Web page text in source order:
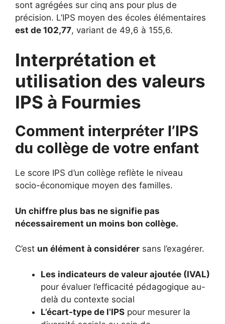
sont agrégées sur cinq ans pour plus de
précision. L’IPS moyen des écoles élémentaires
est de 102,77, variant de 49,6 à 155,6.
Interprétation et
utilisation des valeurs
IPS à Fourmies
Comment interpréter l’IPS
du collège de votre enfant
Le score IPS d’un collège reflète le niveau
socio-économique moyen des familles.
Un chiffre plus bas ne signifie pas
nécessairement un moins bon collège.
C’est un élément à considérer sans l’exagérer.
Les indicateurs de valeur ajoutée (IVAL)
pour évaluer l’efficacité pédagogique au-
delà du contexte social
L’écart-type de l’IPS pour mesurer la